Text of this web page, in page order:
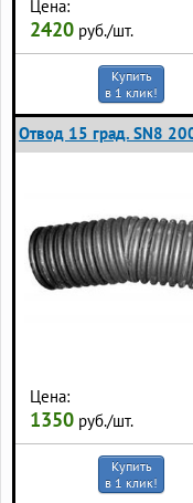
Цена:
2420 руб./шт.
Купить
в 1 клик!
Отвод 15 град. SN8
Цена:
1350 руб./шт.
Купить
в 1 клик!